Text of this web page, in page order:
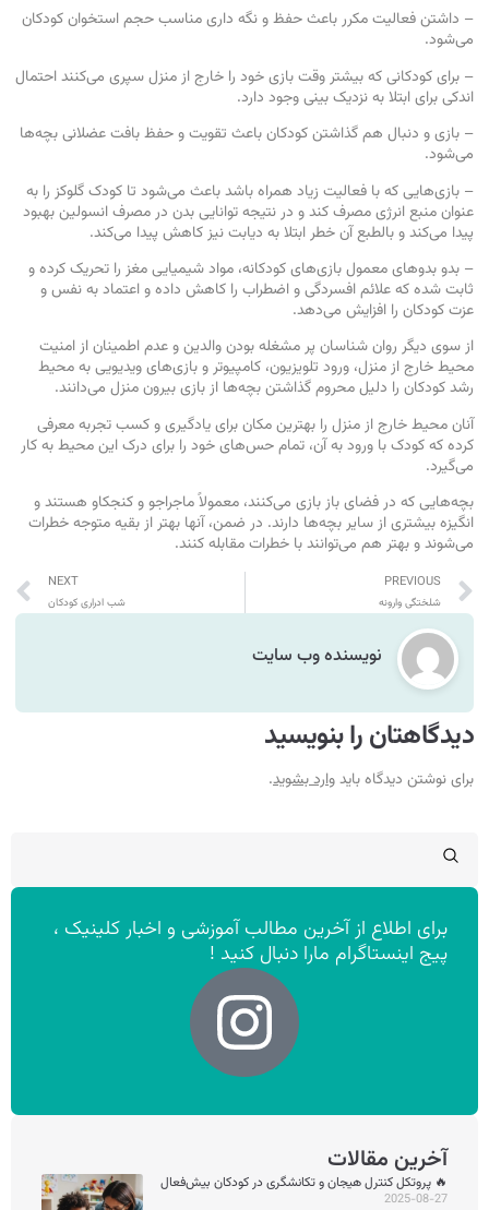
– داشتن فعالیت مکرر باعث حفظ و نگه داری مناسب حجم استخوان کودکان
می‌شود.
– برای کودکانی که بیشتر وقت بازی خود را خارج از منزل سپری می‌کنند احتمال
اندکی برای ابتلا به نزدیک بینی وجود دارد.
– بازی و دنبال هم گذاشتن کودکان باعث تقویت و حفظ بافت عضلانی بچه‌ها
می‌شود.
– بازی‌هایی که با فعالیت زیاد همراه باشد باعث می‌شود تا کودک گلوکز را به
عنوان منبع انرژی مصرف کند و در نتیجه توانایی بدن در مصرف انسولین بهبود
پیدا می‌کند و بالطبع آن خطر ابتلا به دیابت نیز کاهش پیدا می‌کند.
– بدو بدوهای معمول بازی‌های کودکانه، مواد شیمیایی مغز را تحریک کرده و
ثابت شده که علائم افسردگی و اضطراب را کاهش داده و اعتماد به نفس و
عزت کودکان را افزایش می‌دهد.
از سوی دیگر روان شناسان پر مشغله بودن والدین و عدم اطمینان از امنیت
محیط خارج از منزل، ورود تلویزیون، کامپیوتر و بازی‌های ویدیویی به محیط
رشد کودکان را دلیل محروم گذاشتن بچه‌ها از بازی بیرون منزل می‌دانند.
آنان محیط خارج از منزل را بهترین مکان برای یادگیری و کسب تجربه معرفی
کرده که کودک با ورود به آن، تمام حس‌های خود را برای درک این محیط به کار
می‌گیرد.
بچه‌هایی كه در فضای باز بازی می‌كنند، معمولاً ماجراجو و كنجكاو هستند و
انگیزه بیشتری از سایر بچه‌ها دارند. در ضمن، آنها بهتر از بقیه متوجه خطرات
می‌شوند و بهتر هم می‌توانند با خطرات مقابله كنند.
PREVIOUS
شلختگی وارونه
NEXT
شب ادراری کودکان
نویسنده وب سایت
دیدگاهتان را بنویسید
برای نوشتن دیدگاه بایدوارد بشوید.
برای اطلاع از آخرین مطالب آموزشی و اخبار کلینیک ،
پیج اینستاگرام مارا دنبال کنید !
آخرین مقالات
🔥 پروتکل کنترل هیجان و تکانشگری در کودکان بیش‌فعال
2025-08-27